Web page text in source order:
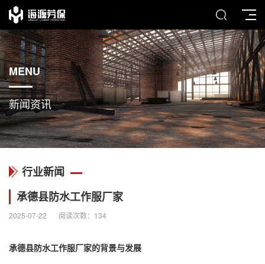
MENU
新闻资讯
行业新闻
承德县防水工作服厂家
2025-07-22 阅读次数： 134
承德县防水工作服厂家的背景与发展